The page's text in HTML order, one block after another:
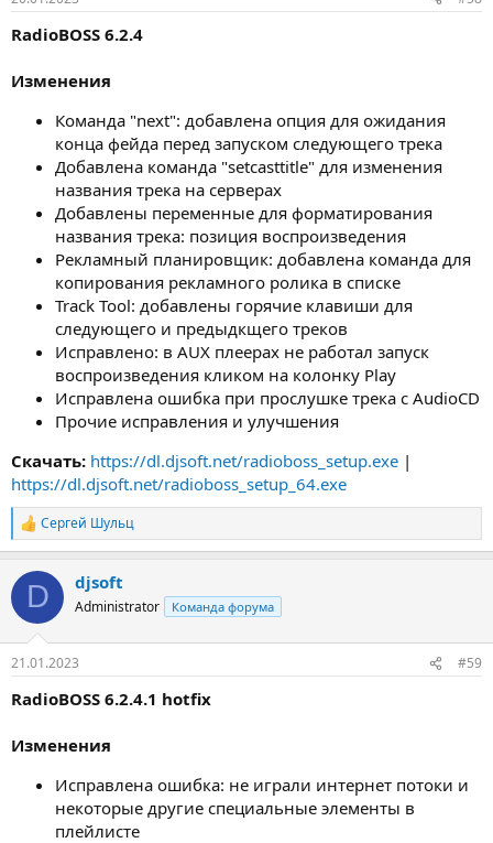
RadioBOSS 6.2.4
Изменения
Команда "next": добавлена опция для ожидания
конца фейда перед запуском следующего трека
Добавлена команда "setcasttitle" для изменения
названия трека на серверах
Добавлены переменные для форматирования
названия трека: позиция воспроизведения
Рекламный планировщик: добавлена команда для
копирования рекламного ролика в списке
Track Tool: добавлены горячие клавиши для
следующего и предыдкщего треков
Исправлено: в AUX плеерах не работал запуск
воспроизведения кликом на колонку Play
Исправлена ошибка при прослушке трека с AudioCD
Прочие исправления и улучшения
Скачать: https://dl.djsoft.net/radioboss_setup.exe |
https://dl.djsoft.net/radioboss_setup_64.exe
Р
е
к
и
Сергей Шульц
D djsoft
Administrator Команда форума
21.01.2023 #59
RadioBOSS 6.2.4.1 hotfix
Изменения
Исправлена ошибка: не играли интернет потоки и
некоторые другие специальные элементы в
плейлисте